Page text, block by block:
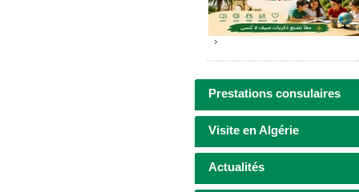
Prestations consulaires
Visite en Algérie
Actualités